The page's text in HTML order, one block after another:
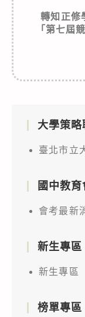
轉知正修
「第七屆
大學策略
臺北市立
國中教
會考最新
新生專區
新生專區
榜單專區